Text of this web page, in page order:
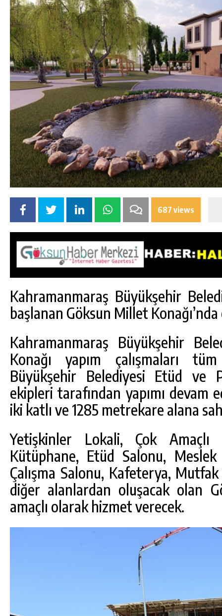
687 views
Kahramanmaraş Büyükşehir
başlanan Göksun Millet
Kahramanmaraş Büyükşehir
Konağı yapım çalışmaları
Büyükşehir Belediyesi Etüd ve
ekipleri tarafından yapımı devam
iki katlı ve 1285 metrekare alana
Yetişkinler Lokali, Çok Amaçlı
Kütüphane, Etüd Salonu,
Çalışma Salonu, Kafeterya,
diğer alanlardan oluşacak olan
amaçlı olarak hizmet verecek.